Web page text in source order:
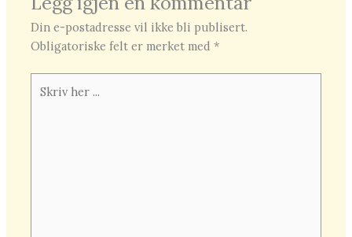
Din e-postadresse vil ikke bli publisert.
Obligatoriske felt er merket med*
her